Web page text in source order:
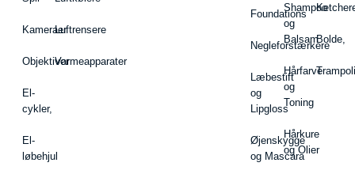
Kameraer
Objektiver
El-
cykler,
El-
løbehjul
Luftrensere
Varmeapparater
Foundations
Negleforstærkere
Læbestift
og
Lipgloss
Øjenskygge
og Mascara
Shampoo
og
Balsam
Hårfarve
og
Toning
Hårkure
og Olier
Bolde,